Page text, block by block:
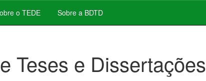
o TEDE Sobre a BDTD
Teses e Dissertações